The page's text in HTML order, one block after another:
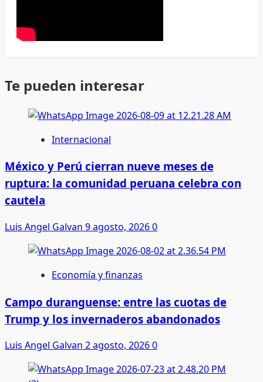
Te pueden interesar
Internacional
México y Perú cierran nueve meses de
ruptura: la comunidad peruana celebra con
cautela
Luis Angel Galvan 9 agosto, 20260
Economía y finanzas
Campo duranguense: entre las cuotas de
Trump y los invernaderos abandonados
Luis Angel Galvan 2 agosto, 20260